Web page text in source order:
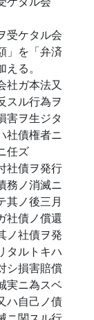
受ケタル会
」を「弁済
る。
社ガ本法又
スル行為ヲ
害ヲ生ジタ
社債権者ニ
任ズ
社債ヲ発行
務ノ消滅ニ
其ノ後三月
社債ノ償還
ノ社債ヲ発
タルトキハ
シ損害賠償
実ニ為スベ
ハ自己ノ債